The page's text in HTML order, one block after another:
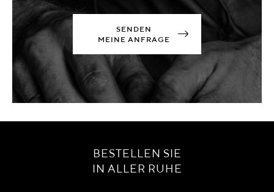
SENDEN
MEINE ANFRAGE
BESTELLEN SIE
IN ALLER RUHE